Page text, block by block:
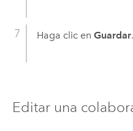
Haga clic en Guardar.
Editar una